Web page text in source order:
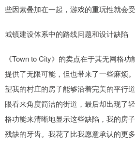
些因素叠加在一起，游戏的重玩性就会受
城镇建设体系中的路线问题和设计缺陷
《Town to City》的卖点在于其无网格
提供了无限可能，但也带来了一些麻烦
望我的村庄的房子能够沿着完美的平行
眼看来角度简洁的街道，最后却出现了
格功能来清晰地显示这些缺陷，我的房
残缺的牙齿。我花了比我愿意承认的更